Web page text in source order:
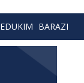
EDUKIM BARAZI